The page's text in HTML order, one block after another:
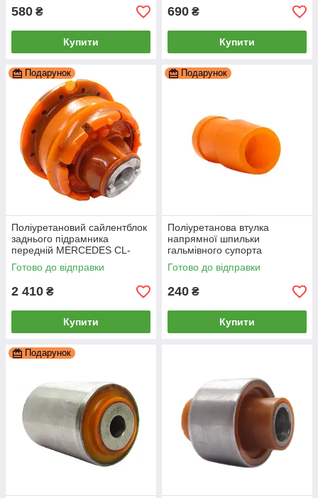
580 ₴
Купити
690 ₴
Купити
Подарунок
Поліуретановий cайлентблок
заднього підрамника
передній MERCEDES CL-
CLASS (216) 2006-2013, PP-
1526
Готово до відправки
2 410 ₴
Купити
Подарунок
Поліуретанова втулка
напрямної шпильки
гальмівного супорта
Mercedes 216 2006-2013, PP-
0866
Готово до відправки
240 ₴
Купити
Подарунок